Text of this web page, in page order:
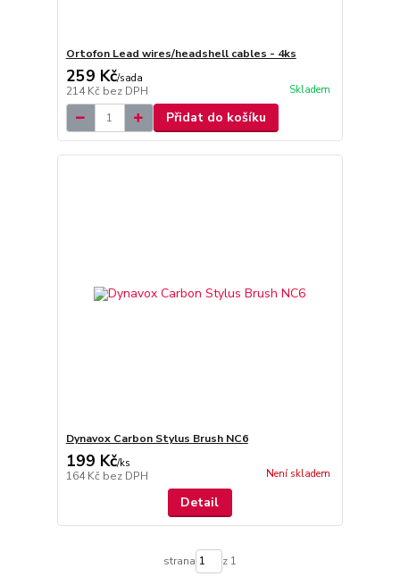
Ortofon Lead wires/headshell cables - 4ks
259 Kč/sada
214 Kč bez DPH Skladem
Přidat do košíku
Dynavox Carbon Stylus Brush NC6
199 Kč/ks
164 Kč bez DPH Není skladem
Detail
strana z 1